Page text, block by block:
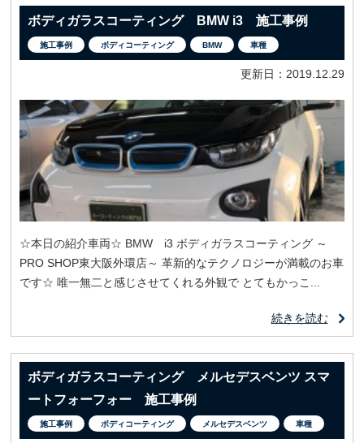
ボディガラスコーティング BMW i3 施工事例
施工事例 ボディコーティング BMW 車種
更新日：2019.12.29
☆本日の紹介車両☆ BMW i3 ボディガラスコーティング ～
PRO SHOP東大阪外環店～ 革新的なテクノロジーが満載のお車
です☆ 唯一無二と感じさせてくれる外観で とてもかっこ...
続きを読む
ボディガラスコーティング メルセデスベンツ スマ
ートフォーフォー 施工事例
施工事例 ボディコーティング メルセデスベンツ 車種